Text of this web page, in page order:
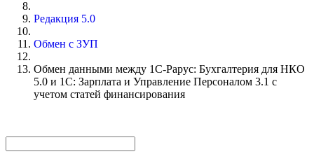
Редакция 5.0
Обмен с ЗУП
Обмен данными между 1С-Рарус: Бухгалтерия для НКО
5.0 и 1С: Зарплата и Управление Персоналом 3.1 с
учетом статей финансирования